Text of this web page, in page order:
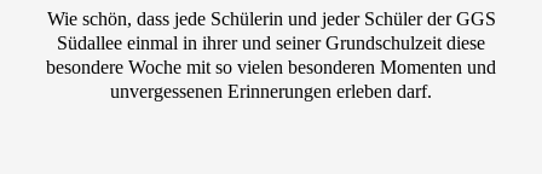
Wie schön, dass jede Schülerin und jeder Schüler der GGS
Südallee einmal in ihrer und seiner Grundschulzeit diese
besondere Woche mit so vielen besonderen Momenten und
unvergessenen Erinnerungen erleben darf.